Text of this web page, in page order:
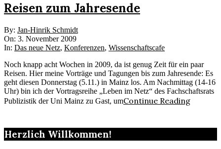
Reisen zum Jahresende
2009-
11-
03
By: Jan-Hinrik Schmidt
On: 3. November 2009
In: Das neue Netz, Konferenzen, Wissenschaftscafe
Noch knapp acht Wochen in 2009, da ist genug Zeit für ein paar
Reisen. Hier meine Vorträge und Tagungen bis zum Jahresende: Es
geht diesen Donnerstag (5.11.) in Mainz los. Am Nachmittag (14-16
Uhr) bin ich der Vortragsreihe „Leben im Netz“ des Fachschaftsrats
Publizistik der Uni Mainz zu Gast, umContinue Reading
Herzlich Willkommen!